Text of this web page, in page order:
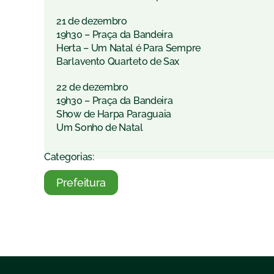
21 de dezembro
19h30 – Praça da Bandeira
Herta – Um Natal é Para Sempre
Barlavento Quarteto de Sax
22 de dezembro
19h30 – Praça da Bandeira
Show de Harpa Paraguaia
Um Sonho de Natal
Categorias:
Prefeitura